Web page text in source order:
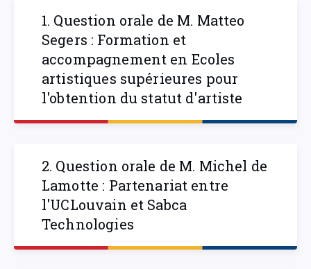
1. Question orale de M. Matteo
Segers : Formation et
accompagnement en Ecoles
artistiques supérieures pour
l'obtention du statut d'artiste
2. Question orale de M. Michel de
Lamotte : Partenariat entre
l'UCLouvain et Sabca
Technologies